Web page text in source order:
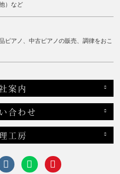
）など
ピアノ、中古ピアノの販売、調律をおこ
案内
合わせ
工房